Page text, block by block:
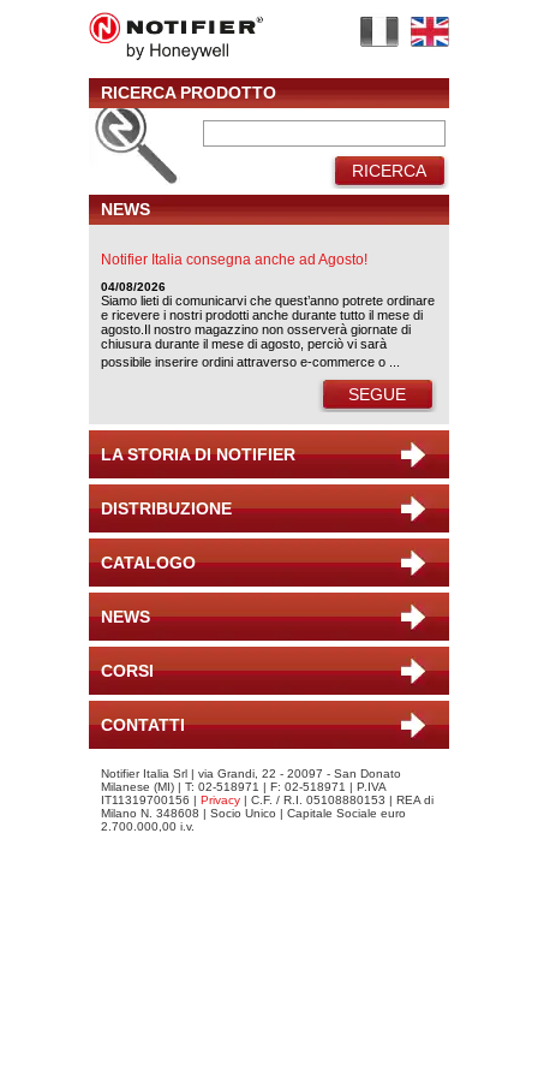
RICERCA PRODOTTO
RICERCA
NEWS
Notifier Italia consegna anche ad Agosto!
04/08/2026
Siamo lieti di comunicarvi che quest’anno potrete ordinare
e ricevere i nostri prodotti anche durante tutto il mese di
agosto.Il nostro magazzino non osserverà giornate di
chiusura durante il mese di agosto, perciò vi sarà
possibile inserire ordini attraverso e-commerce o ...
SEGUE
LA STORIA DI NOTIFIER
DISTRIBUZIONE
CATALOGO
NEWS
CORSI
CONTATTI
Notifier Italia Srl | via Grandi, 22 - 20097 - San Donato
Milanese (MI) | T: 02-518971 | F: 02-518971 | P.IVA
IT11319700156 | Privacy | C.F. / R.I. 05108880153 | REA di
Milano N. 348608 | Socio Unico | Capitale Sociale euro
2.700.000,00 i.v.